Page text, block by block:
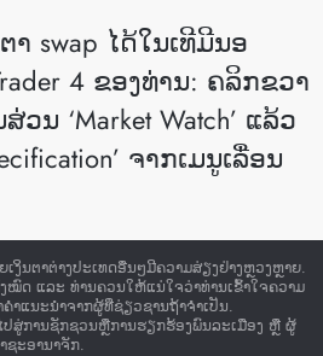
swap ໄດ້ໃນເທີມີນອ
4 ຂອງທ່ານ: ຄລິກຂວາ
ນ ‘Market Watch’ ແລ້ວ
ຈາກເມນູເລື່ອນ
ເງິນຕາຕ່າງປະເທດອື່ນໆມີຄວາມສ່ຽງຢ່າງຫຼວງຫຼາຍ.
ດ ແລະ ທ່ານຄວນໃຫ້ແນ່ໃຈວ່າທ່ານເຂົ້າໃຈຄວາມ
າແນະນໍາຈາກຜູ້ທີ່ຊ່ຽວຊານຖ້າຈໍາເປັນ.
ສູ່ການຊັກຊວນຫຼືການຮຽກຮ້ອງພົນລະເມືອງ ຫຼື ຜູ້
ະອານາຈັກ.